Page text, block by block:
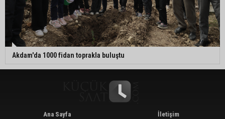
Akdam'da 1000 fidan toprakla buluştu
Ana Sayfa
İletişim